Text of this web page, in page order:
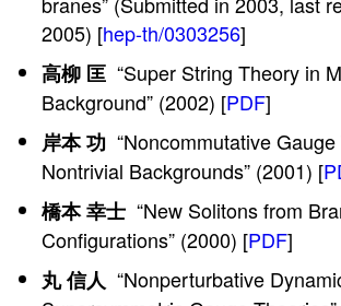
2005) [hep-th/0303256]
高柳 匡“Super String Theory in
Background” (2002) [PDF]
岸本 功“Noncommutative Gauge
Nontrivial Backgrounds” (2001) [
橋本 幸士“New Solitons from
Configurations” (2000) [PDF]
丸 信人 “Nonperturbative